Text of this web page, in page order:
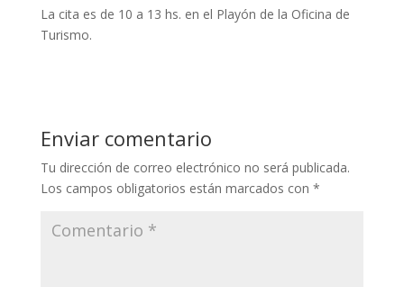
La cita es de 10 a 13 hs. en el Playón de la Oficina de
Turismo.
Enviar comentario
Tu dirección de correo electrónico no será publicada.
Los campos obligatorios están marcados con *